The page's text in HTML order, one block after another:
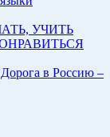
УЧИТЬ
в Россию –